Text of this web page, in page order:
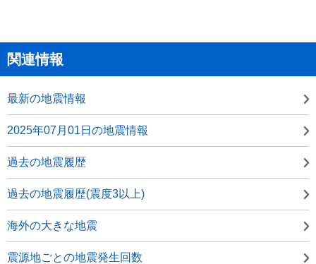
関連情報
最新の地震情報
2025年07月01日の地震情報
過去の地震履歴
過去の地震履歴(震度3以上)
海外の大きな地震
震源地ごとの地震発生回数